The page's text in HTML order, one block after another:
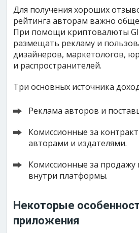
Для получения хороших
рейтинга авторам важно
При помощи криптовалюты
размещать рекламу и
дизайнеров, маркетологов,
и распространителей.
Три основных источника
Реклама авторов и
Комиссионные за
авторами и издателями.
Комиссионные за продажу
внутри платформы.
Некоторые
приложения